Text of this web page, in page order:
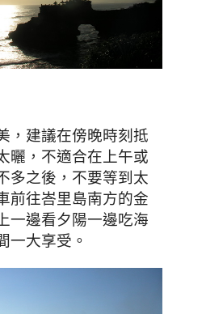
，建議在傍晚時刻抵
曬，不適合在上午或
多之後，不要等到太
前往峇里島南方的金
一邊看夕陽一邊吃海
一大享受。